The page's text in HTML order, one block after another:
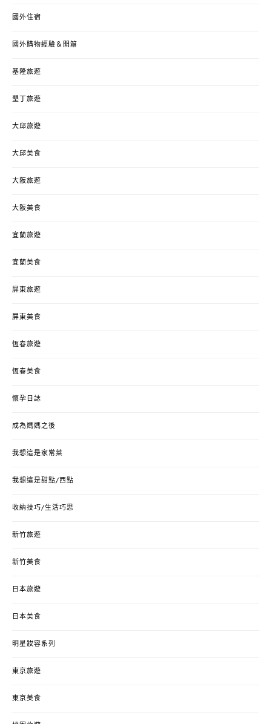
國外住宿
國外購物經驗＆開箱
基隆旅遊
墾丁旅遊
大邱旅遊
大邱美食
大阪旅遊
大阪美食
宜蘭旅遊
宜蘭美食
屏東旅遊
屏東美食
恆春旅遊
恆春美食
懷孕日誌
成為媽媽之後
我想這是家常菜
我想這是甜點/西點
收納技巧/生活巧思
新竹旅遊
新竹美食
日本旅遊
日本美食
明星妝容系列
東京旅遊
東京美食